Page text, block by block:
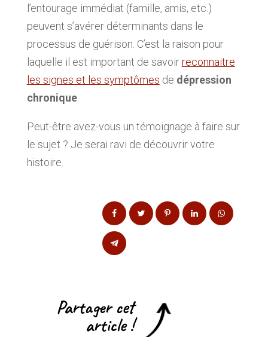
l’entourage immédiat (famille, amis, etc.)
peuvent s’avérer déterminants dans le
processus de guérison. C’est la raison pour
laquelle il est important de savoirreconnaitre
les signes et les symptômes de dépression
chronique.
Peut-être avez-vous un témoignage à faire sur
le sujet ? Je serai ravi de découvrir votre
histoire.
Partager cet
article !